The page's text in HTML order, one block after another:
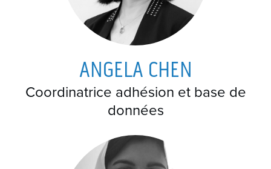
ANGELA CHEN
Coordinatrice adhésion et base de
données